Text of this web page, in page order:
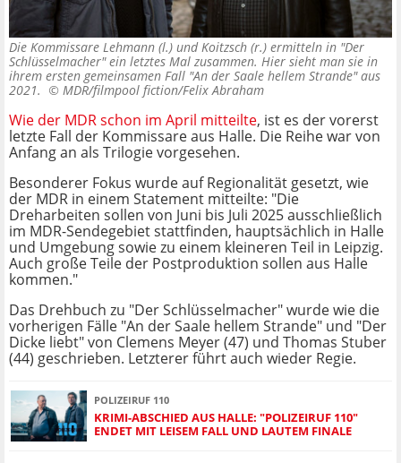
Die Kommissare Lehmann (l.) und Koitzsch (r.) ermitteln in "Der
Schlüsselmacher" ein letztes Mal zusammen. Hier sieht man sie in
ihrem ersten gemeinsamen Fall "An der Saale hellem Strande" aus
2021. © MDR/filmpool fiction/Felix Abraham
Wie der MDR schon im April mitteilte, ist es der vorerst
letzte Fall der Kommissare aus Halle. Die Reihe war von
Anfang an als Trilogie vorgesehen.
Besonderer Fokus wurde auf Regionalität gesetzt, wie
der MDR in einem Statement mitteilte: "Die
Dreharbeiten sollen von Juni bis Juli 2025 ausschließlich
im MDR-Sendegebiet stattfinden, hauptsächlich in Halle
und Umgebung sowie zu einem kleineren Teil in Leipzig.
Auch große Teile der Postproduktion sollen aus Halle
kommen."
Das Drehbuch zu "Der Schlüsselmacher" wurde wie die
vorherigen Fälle "An der Saale hellem Strande" und "Der
Dicke liebt" von Clemens Meyer (47) und Thomas Stuber
(44) geschrieben. Letzterer führt auch wieder Regie.
POLIZEIRUF 110
KRIMI-ABSCHIED AUS HALLE: "POLIZEIRUF 110"
ENDET MIT LEISEM FALL UND LAUTEM FINALE